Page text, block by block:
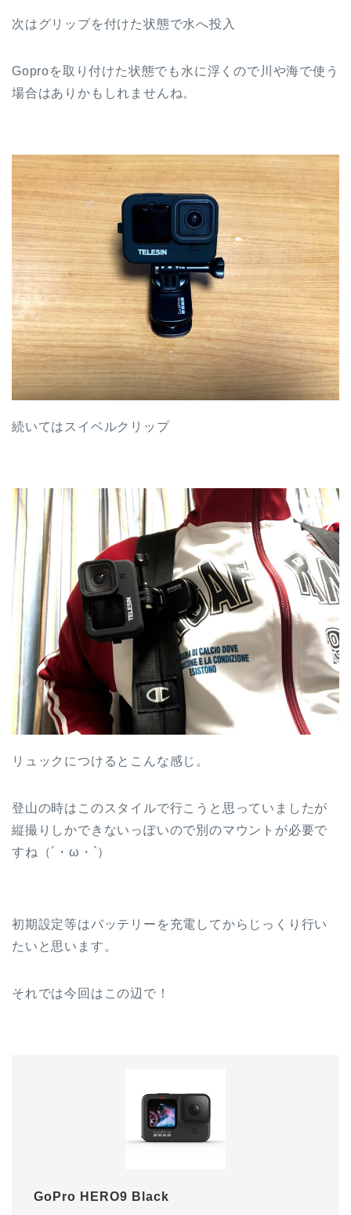
次はグリップを付けた状態で水へ投入
Goproを取り付けた状態でも水に浮くので川や海で使う
場合はありかもしれませんね。
続いてはスイベルクリップ
リュックにつけるとこんな感じ。
登山の時はこのスタイルで行こうと思っていましたが
縦撮りしかできないっぽいので別のマウントが必要で
すね（´・ω・`）
初期設定等はバッテリーを充電してからじっくり行い
たいと思います。
それでは今回はこの辺で！
GoPro HERO9 Black